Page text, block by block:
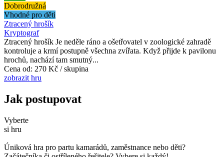
Dobrodružná
Vhodné pro děti
Ztracený hrošík
Kryptograf
Ztracený hrošík Je neděle ráno a ošetřovatel v zoologické zahradě
kontroluje a krmí postupně všechna zvířata. Když přijde k pavilonu
hrochů, nachází tam smutný...
Cena od: 270 Kč / skupina
zobrazit hru
Jak postupovat
Vyberte
si hru
Úniková hra pro partu kamarádů, zaměstnance nebo děti?